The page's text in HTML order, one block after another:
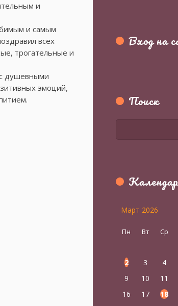
и
и самым
всех
трогательные и
душевными
эмоций,
Вход на
Поиск
Март 2026
Пн Вт Ср
2
3 4
9
10 11
16
17 18